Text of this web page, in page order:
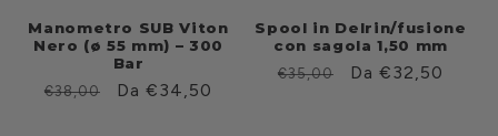
Manometro SUB Viton
Nero (ø 55 mm) – 300
Bar
Prezzo
€38,00
Prezzo
Da €34,50
Spool in Delrin/fusione
con sagola 1,50 mm
Prezzo
€35,00
Prezzo
Da €32,50